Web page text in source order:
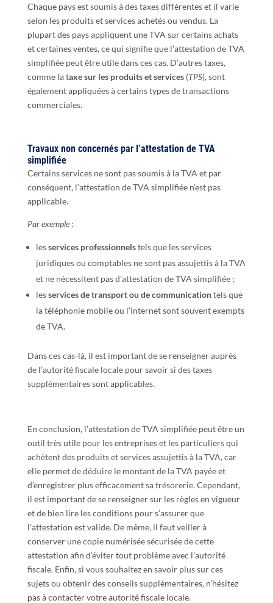
Chaque pays est soumis à des taxes différentes et il varie
selon les produits et services achetés ou vendus. La
plupart des pays appliquent une TVA sur certains achats
et certaines ventes, ce qui signifie que l’attestation de TVA
simplifiée peut être utile dans ces cas. D’autres taxes,
comme la taxe sur les produits et services (TPS), sont
également appliquées à certains types de transactions
commerciales.
Travaux non concernés par l’attestation de TVA
simplifiée
Certains services ne sont pas soumis à la TVA et par
conséquent, l’attestation de TVA simplifiée n’est pas
applicable.
Par exemple:
lesservices professionnelstels que les services
juridiques ou comptables ne sont pas assujettis à la TVA
et ne nécessitent pas d’attestation de TVA simplifiée ;
lesservices de transport ou de communicationtels que
la téléphonie mobile ou l’Internet sont souvent exempts
de TVA.
Dans ces cas-là, il est important de se renseigner auprès
de l’autorité fiscale locale pour savoir si des taxes
supplémentaires sont applicables.
En conclusion, l’attestation de TVA simplifiée peut être un
outil très utile pour les entreprises et les particuliers qui
achètent des produits et services assujettis à la TVA, car
elle permet de déduire le montant de la TVA payée et
d’enregistrer plus efficacement sa trésorerie. Cependant,
il est important de se renseigner sur les règles en vigueur
et de bien lire les conditions pour s’assurer que
l’attestation est valide. De même, il faut veiller à
conserver une copie numérisée sécurisée de cette
attestation afin d’éviter tout problème avec l’autorité
fiscale. Enfin, si vous souhaitez en savoir plus sur ces
sujets ou obtenir des conseils supplémentaires, n’hésitez
pas à contacter votre autorité fiscale locale.